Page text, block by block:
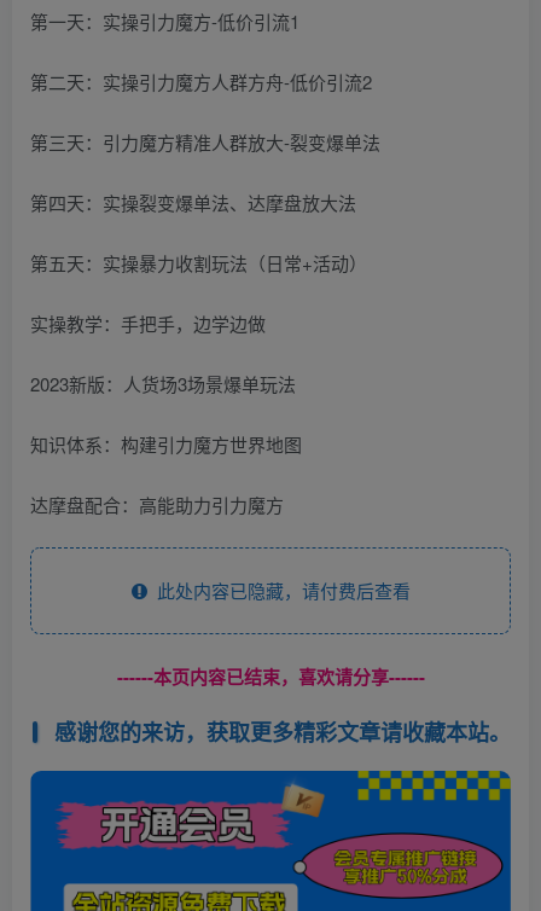
第一天：实操引力魔方-低价引流1
第二天：实操引力魔方人群方舟-低价引流2
第三天：引力魔方精准人群放大-裂变爆单法
第四天：实操裂变爆单法、达摩盘放大法
第五天：实操暴力收割玩法（日常+活动）
实操教学：手把手，边学边做
2023新版：人货场3场景爆单玩法
知识体系：构建引力魔方世界地图
达摩盘配合：高能助力引力魔方
此处内容已隐藏，请付费后查看
------本页内容已结束，喜欢请分享------
感谢您的来访，获取更多精彩文章请收藏本站。